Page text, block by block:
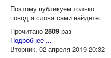
Поэтому публикуем только
повод а слова сами найдёте.
Прочитано 2809 раз
Подробнее ...
Вторник, 02 апреля 2019 20:32